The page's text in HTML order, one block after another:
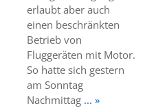
erlaubt aber auch
einen beschränkten
Betrieb von
Fluggeräten mit Motor.
So hatte sich gestern
am Sonntag
Nachmittag ... »